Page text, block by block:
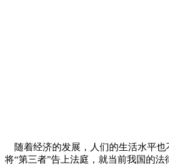
随着经济的发展，人们的生活水平也
将“第三者”告上法庭，就当前我国的